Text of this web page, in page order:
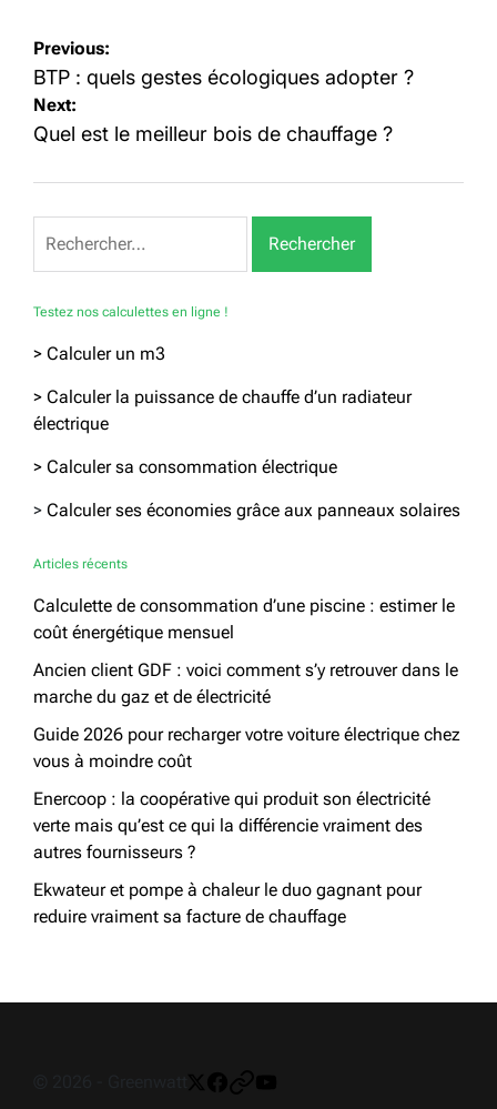
Navigation
de
l’article
Previous:
BTP : quels gestes écologiques adopter ?
Next:
Quel est le meilleur bois de chauffage ?
Testez nos calculettes en ligne !
> Calculer un m3
> Calculer la puissance de chauffe d’un radiateur
électrique
> Calculer sa consommation électrique
> Calculer ses économies grâce aux panneaux solaires
Articles récents
Calculette de consommation d’une piscine : estimer le
coût énergétique mensuel
Ancien client GDF : voici comment s’y retrouver dans le
marche du gaz et de électricité
Guide 2026 pour recharger votre voiture électrique chez
vous à moindre coût
Enercoop : la coopérative qui produit son électricité
verte mais qu’est ce qui la différencie vraiment des
autres fournisseurs ?
Ekwateur et pompe à chaleur le duo gagnant pour
reduire vraiment sa facture de chauffage